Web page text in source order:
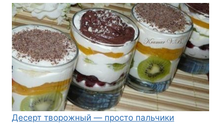
Десерт творожный — просто пальчики